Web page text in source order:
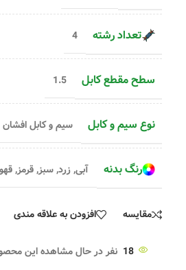
تعداد رشته 4
سطح مقطع کابل 1.5
نوع سیم و کابل سیم و کابل افشان
رنگ بدنه آبی,زرد,سبز,قرمز,
مقایسه افزودن به علاقه مندی
18 نفر در حال مشاهده این